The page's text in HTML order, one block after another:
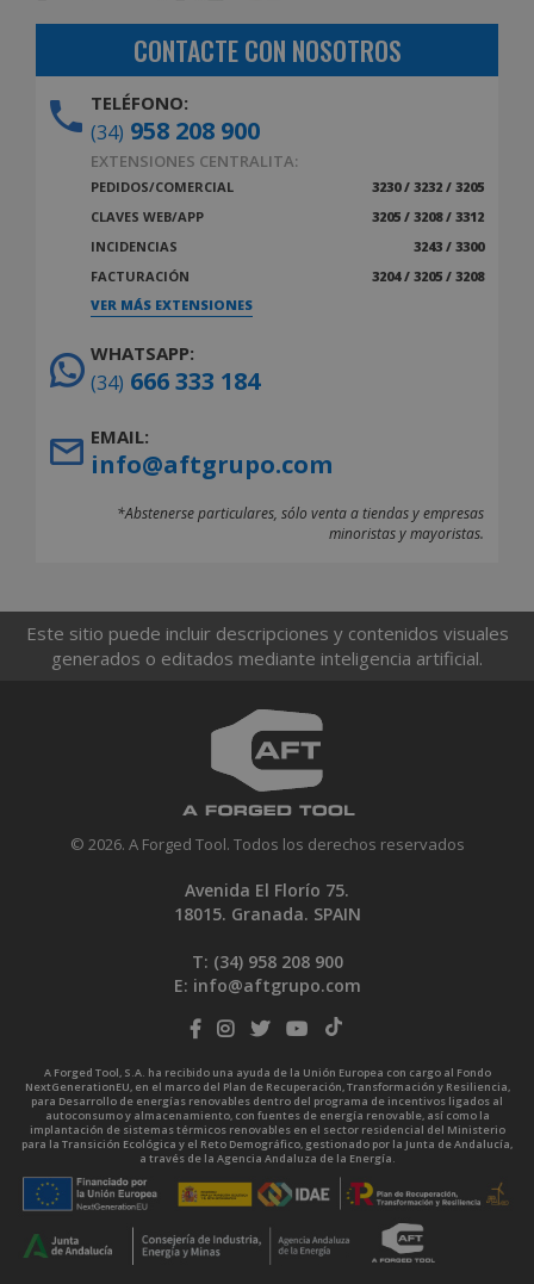
CONTACTE CON NOSOTROS
TELÉFONO:
(34) 958 208 900
EXTENSIONES CENTRALITA:
PEDIDOS/COMERCIAL
3230 / 3232 / 3205
CLAVES WEB/APP
3205 / 3208 / 3312
INCIDENCIAS
3243 / 3300
FACTURACIÓN
3204 / 3205 / 3208
VER MÁS EXTENSIONES
WHATSAPP:
(34) 666 333 184
EMAIL:
info@aftgrupo.com
*Abstenerse particulares, sólo venta a tiendas y empresas
minoristas y mayoristas.
Este sitio puede incluir descripciones y contenidos visuales
generados o editados mediante inteligencia artificial.
© 2026. A Forged Tool. Todos los derechos reservados
Avenida El Florío 75.
18015. Granada. SPAIN
T: (34) 958 208 900
E: info@aftgrupo.com
A Forged Tool, S.A. ha recibido una ayuda de la Unión Europea con cargo al Fondo
NextGenerationEU, en el marco del Plan de Recuperación, Transformación y Resiliencia,
para Desarrollo de energías renovables dentro del programa de incentivos ligados al
autoconsumo y almacenamiento, con fuentes de energía renovable, así como la
implantación de sistemas térmicos renovables en el sector residencial del Ministerio
para la Transición Ecológica y el Reto Demográfico, gestionado por la Junta de Andalucía,
a través de la Agencia Andaluza de la Energía.